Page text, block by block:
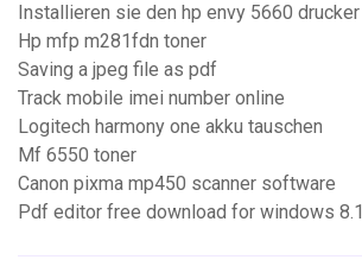
Installieren sie den hp envy 5660 drucker
Hp mfp m281fdn toner
Saving a jpeg file as pdf
Track mobile imei number online
Logitech harmony one akku tauschen
Mf 6550 toner
Canon pixma mp450 scanner software
Pdf editor free download for windows 8.1